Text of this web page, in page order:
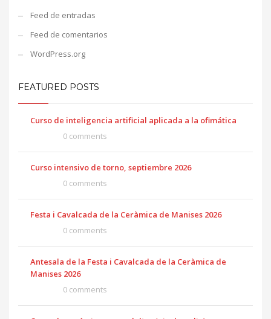
Feed de entradas
Feed de comentarios
WordPress.org
FEATURED POSTS
Curso de inteligencia artificial aplicada a la ofimática
0 comments
Curso intensivo de torno, septiembre 2026
0 comments
Festa i Cavalcada de la Ceràmica de Manises 2026
0 comments
Antesala de la Festa i Cavalcada de la Ceràmica de
Manises 2026
0 comments